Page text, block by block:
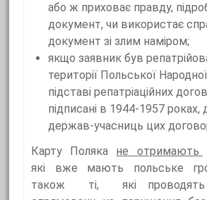
або ж приховає правду,
документ, чи використає
документ зі злим наміром;
якщо заявник був
території Польської
підставі репатріаційних
підписані в 1944-1957 роках,
держав-учасниць цих
Карту Поляка не отримають
які вже мають польське
також ті, які проводять